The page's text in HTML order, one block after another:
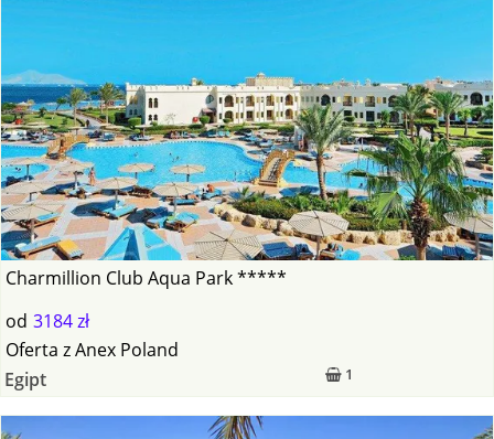
Charmillion Club Aqua Park *****
od 3184 zł
1
Oferta zAnex Poland
Egipt